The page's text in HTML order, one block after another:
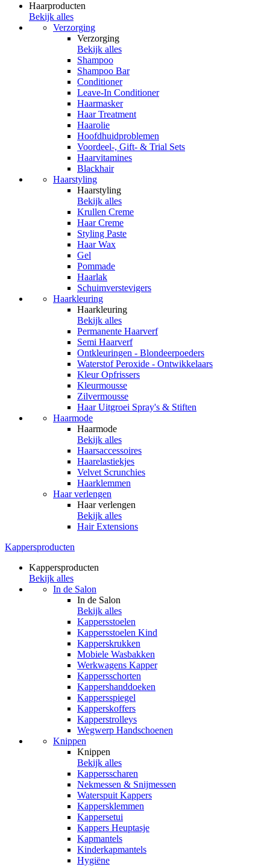
Haarproducten
Bekijk alles
Verzorging
Verzorging
Bekijk alles
Shampoo
Shampoo Bar
Conditioner
Leave-In Conditioner
Haarmasker
Haar Treatment
Haarolie
Hoofdhuidproblemen
Voordeel-, Gift- & Trial Sets
Haarvitamines
Blackhair
Haarstyling
Haarstyling
Bekijk alles
Krullen Creme
Haar Creme
Styling Paste
Haar Wax
Gel
Pommade
Haarlak
Schuimverstevigers
Haarkleuring
Haarkleuring
Bekijk alles
Permanente Haarverf
Semi Haarverf
Ontkleuringen - Blondeerpoeders
Waterstof Peroxide - Ontwikkelaars
Kleur Opfrissers
Kleurmousse
Zilvermousse
Haar Uitgroei Spray's & Stiften
Haarmode
Haarmode
Bekijk alles
Haarsaccessoires
Haarelastiekjes
Velvet Scrunchies
Haarklemmen
Haar verlengen
Haar verlengen
Bekijk alles
Hair Extensions
Kappersproducten
Kappersproducten
Bekijk alles
In de Salon
In de Salon
Bekijk alles
Kappersstoelen
Kappersstoelen Kind
Kapperskrukken
Mobiele Wasbakken
Werkwagens Kapper
Kappersschorten
Kappershanddoeken
Kappersspiegel
Kapperskoffers
Kapperstrolleys
Wegwerp Handschoenen
Knippen
Knippen
Bekijk alles
Kappersscharen
Nekmessen & Snijmessen
Waterspuit Kappers
Kappersklemmen
Kappersetui
Kappers Heuptasje
Kapmantels
Kinderkapmantels
Hygiëne